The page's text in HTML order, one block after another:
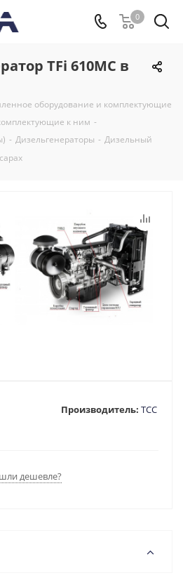
0
TFi 610MC в
оборудование и комплектующие
к ним -
- Дизельгенераторы - Дизельный
Производитель: ТСС
дешевле?